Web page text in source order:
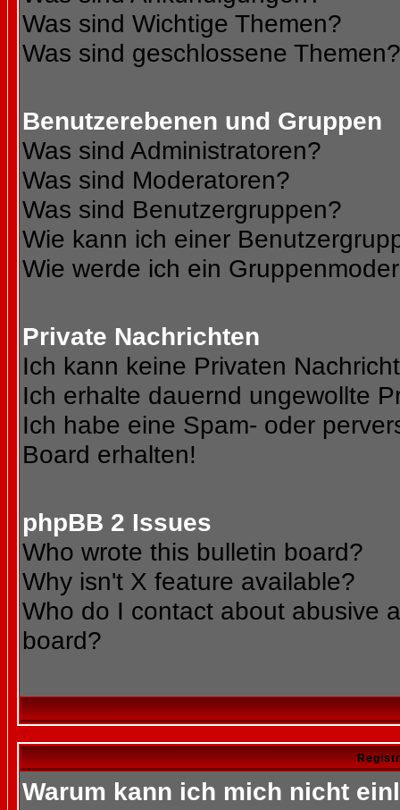
Was sind Wichtige Themen?
Was sind geschlossene Themen?
Benutzerebenen und Gruppen
Was sind Administratoren?
Was sind Moderatoren?
Was sind Benutzergruppen?
Wie kann ich einer
Wie werde ich ein
Private Nachrichten
Ich kann keine Privaten
Ich erhalte dauernd ungewollte
Ich habe eine Spam- oder
Board erhalten!
phpBB 2 Issues
Who wrote this bulletin board?
Why isn't X feature available?
Who do I contact about abusive
board?
Warum kann ich mich nicht